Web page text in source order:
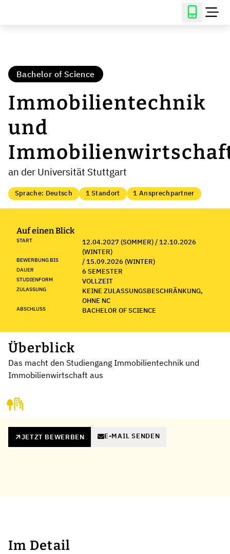
Bachelor of Science
Immobilientechnik
und
an der Universität Stuttgart
Sprache: Deutsch 1 Standort 1 Ansprechpartner
Auf einen Blick
START
12.04.2027 (SOMMER) / 12.10.2026
(WINTER)
BEWERBUNG BIS / 15.09.2026 (WINTER)
DAUER 6 SEMESTER
STUDIENFORM VOLLZEIT
ZULASSUNG
KEINE ZULASSUNGSBESCHRÄNKUNG,
OHNE NC
ABSCHLUSS BACHELOR OF SCIENCE
Überblick
Das macht den Studiengang Immobilientechnik und
Immobilienwirtschaft aus
JETZT BEWERBEN E-MAIL SENDEN
Im Detail